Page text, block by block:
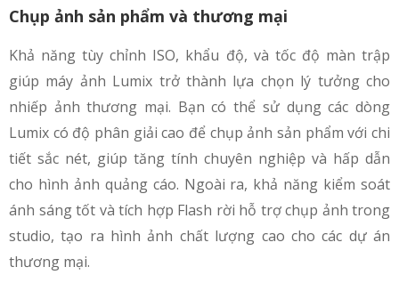
Chụp ảnh sản phẩm và thương mại
Khả năng tùy chỉnh ISO, khẩu độ, và tốc độ màn trập
giúp máy ảnh Lumix trở thành lựa chọn lý tưởng cho
nhiếp ảnh thương mại. Bạn có thể sử dụng các dòng
Lumix có độ phân giải cao để chụp ảnh sản phẩm với chi
tiết sắc nét, giúp tăng tính chuyên nghiệp và hấp dẫn
cho hình ảnh quảng cáo. Ngoài ra, khả năng kiểm soát
ánh sáng tốt và tích hợp Flash rời hỗ trợ chụp ảnh trong
studio, tạo ra hình ảnh chất lượng cao cho các dự án
thương mại.